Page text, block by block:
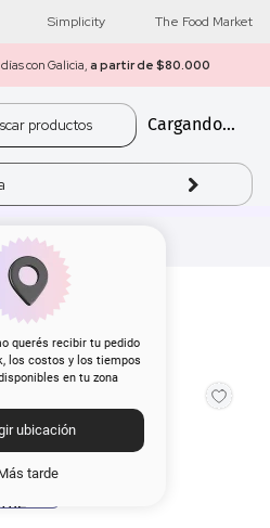
Simplicity The Food Market
con Galicia, a partir de $80.000
Cargando...
querés recibir tu pedido
los costos y los tiempos
en tu zona
ubicación
tarde
x 35 ml